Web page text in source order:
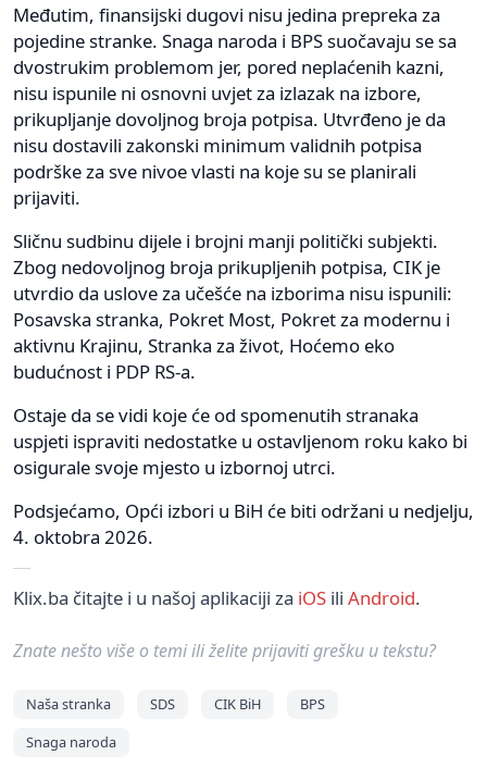
Međutim, finansijski dugovi nisu jedina prepreka za
pojedine stranke. Snaga naroda i BPS suočavaju se sa
dvostrukim problemom jer, pored neplaćenih kazni,
nisu ispunile ni osnovni uvjet za izlazak na izbore,
prikupljanje dovoljnog broja potpisa. Utvrđeno je da
nisu dostavili zakonski minimum validnih potpisa
podrške za sve nivoe vlasti na koje su se planirali
prijaviti.
Sličnu sudbinu dijele i brojni manji politički subjekti.
Zbog nedovoljnog broja prikupljenih potpisa, CIK je
utvrdio da uslove za učešće na izborima nisu ispunili:
Posavska stranka, Pokret Most, Pokret za modernu i
aktivnu Krajinu, Stranka za život, Hoćemo eko
budućnost i PDP RS-a.
Ostaje da se vidi koje će od spomenutih stranaka
uspjeti ispraviti nedostatke u ostavljenom roku kako bi
osigurale svoje mjesto u izbornoj utrci.
Podsjećamo, Opći izbori u BiH će biti održani u nedjelju,
4. oktobra 2026.
Klix.ba čitajte i u našoj aplikaciji za iOS ili Android.
Znate nešto više o temi ili želite prijaviti grešku u tekstu?
Naša stranka SDS CIK BiH
BPS
Snaga naroda